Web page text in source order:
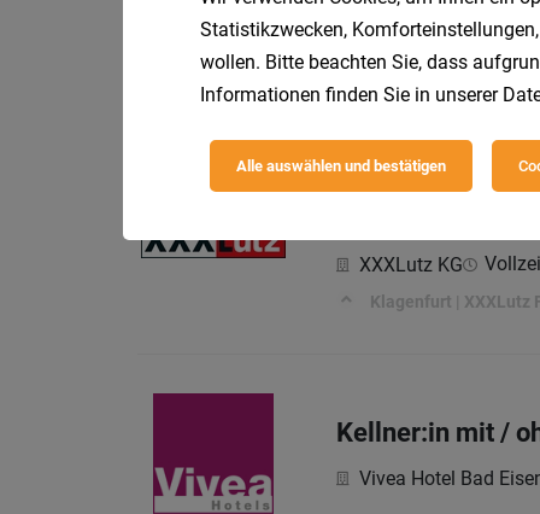
Barkellner:in (all
Mountain Resort
Aufgaben – das
XXXLutz KG
Klagenfurt | XXXLutz
Kellner:in mit /
Vivea Hotel Bad
Statistikzwecken,
wollen. Bitte beachten Sie, dass
Informationen finden Sie in unserer
Alle auswählen und bestätigen